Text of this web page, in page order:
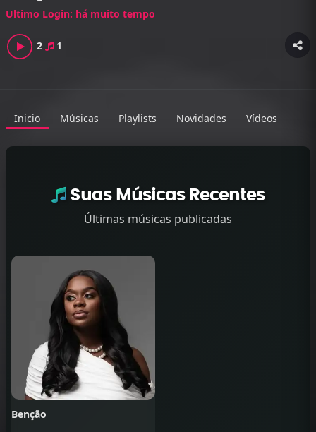
Ultimo Login: há muito tempo
2 1
Inicio Músicas Playlists Novidades Vídeos
Suas Músicas Recentes
Últimas músicas publicadas
Benção